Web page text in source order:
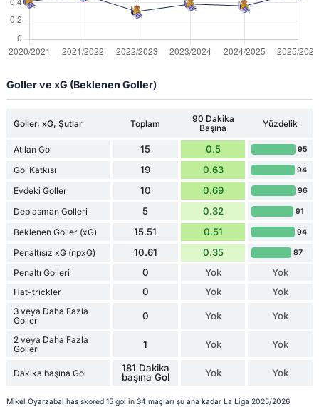
Goller ve xG (Beklenen Goller)
Goller, xG, Şutlar Toplam
90 Dakika
Başına
Yüzdelik
Atılan Gol 15 0.5 95
Gol Katkısı 19 0.63 94
Evdeki Goller 10 0.69 96
Deplasman Golleri 5 0.32 91
Beklenen Goller (xG) 15.51 0.51 94
Penaltısız xG (npxG) 10.61 0.35 87
Penaltı Golleri 0 Yok Yok
Hat-trickler 0 Yok Yok
3 veya Daha Fazla
Goller
0 Yok Yok
2 veya Daha Fazla
Goller
1 Yok Yok
Dakika başına Gol
181 Dakika
başına Gol
Yok Yok
Mikel Oyarzabal has skored 15 gol in 34 maçları şu ana kadar La Liga 2025/2026